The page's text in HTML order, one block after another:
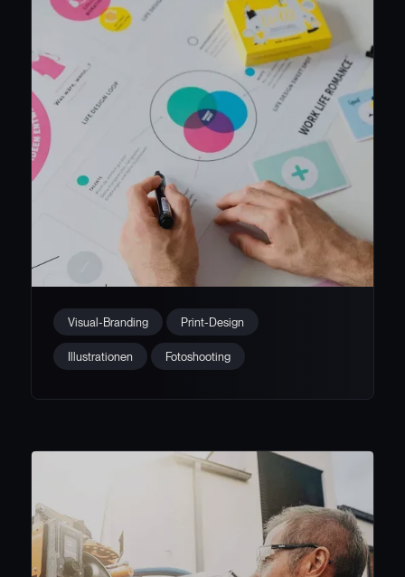
Branding & Print-Design für
WORK LIFE ROMANCE
Visual-Branding Print-Design
Illustrationen Fotoshooting